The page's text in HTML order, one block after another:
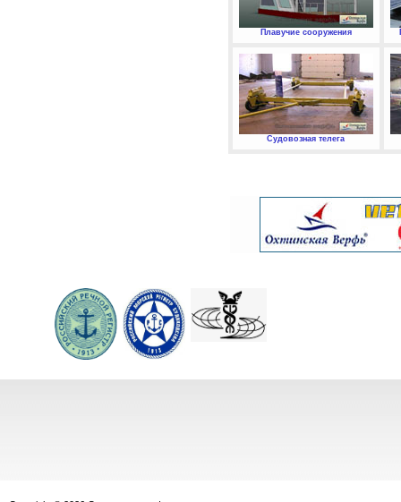
Плавучие сооружения
Судовозная телега